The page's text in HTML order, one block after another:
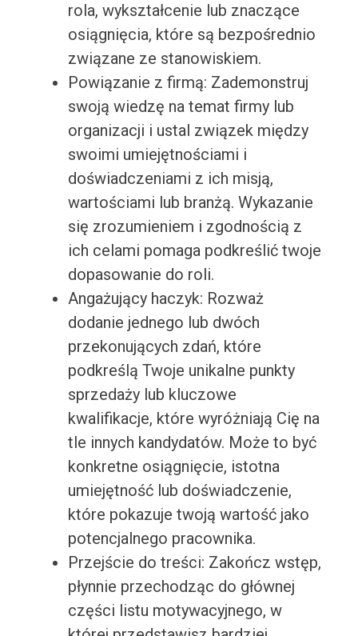
rola, wykształcenie lub znaczące
osiągnięcia, które są bezpośrednio
związane ze stanowiskiem.
Powiązanie z firmą: Zademonstruj
swoją wiedzę na temat firmy lub
organizacji i ustal związek między
swoimi umiejętnościami i
doświadczeniami z ich misją,
wartościami lub branżą. Wykazanie
się zrozumieniem i zgodnością z
ich celami pomaga podkreślić twoje
dopasowanie do roli.
Angażujący haczyk: Rozważ
dodanie jednego lub dwóch
przekonujących zdań, które
podkreślą Twoje unikalne punkty
sprzedaży lub kluczowe
kwalifikacje, które wyróżniają Cię na
tle innych kandydatów. Może to być
konkretne osiągnięcie, istotna
umiejętność lub doświadczenie,
które pokazuje twoją wartość jako
potencjalnego pracownika.
Przejście do treści: Zakończ wstęp,
płynnie przechodząc do głównej
części listu motywacyjnego, w